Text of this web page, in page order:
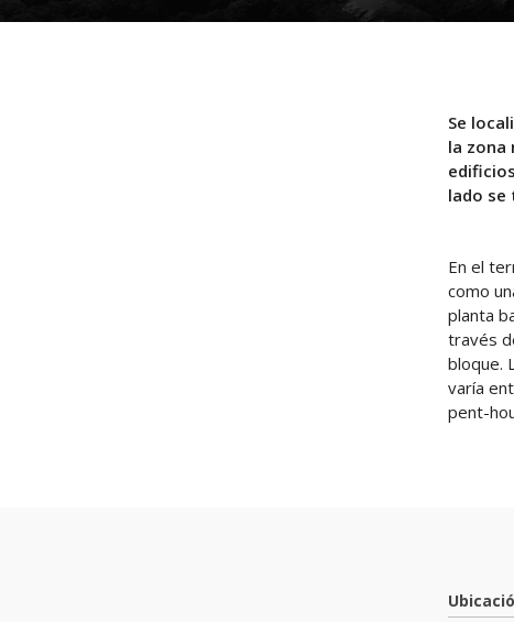
Se
la zona
lado se
En el
como
planta
través
bloque.
varía
pent-